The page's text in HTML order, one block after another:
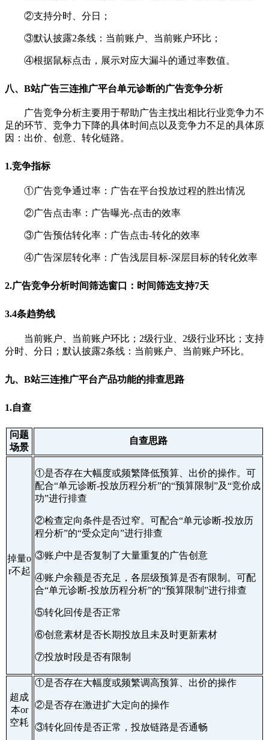
②支持分时、分日；
③默认披露2条线：当前账户、当前账户环比；
④根据鼠标点击，展示对应大漏斗的通过率数值。
八、B站广告三连推广平台单元诊断的广告竞争分析
广告竞争分析主要用于帮助广告主找出相比行业竞争力不
足的环节、竞争力下降的具体时间点以及竞争力不足的具体原
因：出价、创意、转化链路。
1.竞争指标
①广告竞争通过率：广告在平台投放过程的胜出情况
②广告点击率：广告曝光-点击的效率
③广告预估转化率：广告点击-转化的效率
④广告深层转化率：广告浅层目标-深层目标的转化效率
2.广告竞争分析时间筛选窗口：时间筛选支持7天
3.4条趋势线
当前账户、当前账户环比；2级行业、2级行业环比； 支持
分时、分日； 默认披露2条线：当前账户、当前账户环比。
九、B站三连推广平台产品功能的排查思路
1.自查
问题
场景
自查思路
掉量o
r不起
①是否存在大幅度或频繁降低预算、出价的操作。可
配合“单元诊断-投放历程分析”的“预算限制”及“竞价成
功”进行排查
②检查定向条件是否过窄。可配合“单元诊断-投放历
程分析”的“受众定向”进行排查
③账户中是否复制了大量重复的广告创意
④账户余额是否充足，各层级预算是否有限制。可配
合“单元诊断-投放历程分析”的“预算限制”进行排查
⑤转化回传是否正常
⑥创意素材是否长期投放且未及时更新素材
⑦投放时段是否有限制
超成
本or
空耗
①是否存在大幅度或频繁调高预算、出价的操作
②是否存在激进扩大定向的操作
③转化回传是否正常，投放链路是否通畅